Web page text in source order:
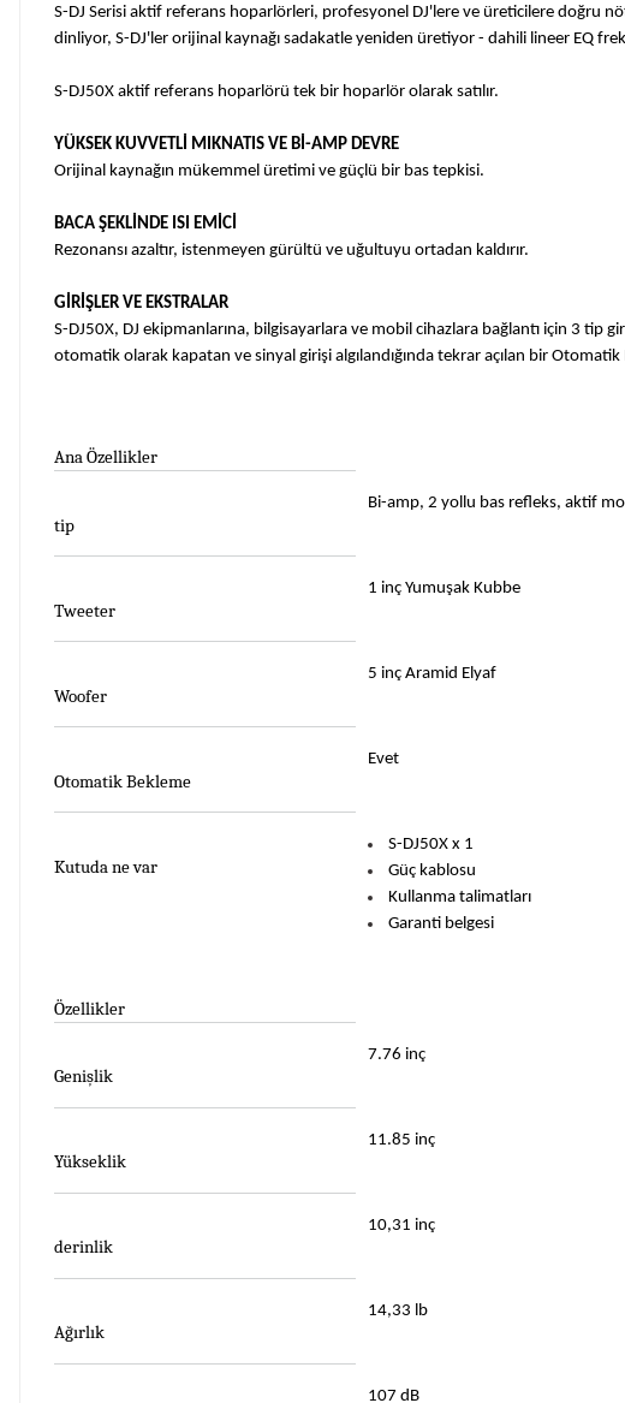
S-DJ Serisi aktif referans hoparlörleri, profesyonel DJ'lere ve üreticilere doğru
dinliyor, S-DJ'ler orijinal kaynağı sadakatle yeniden üretiyor - dahili lineer EQ
S-DJ50X aktif referans hoparlörü tek bir hoparlör olarak satılır.
YÜKSEK KUVVETLİ MIKNATIS VE Bİ-AMP DEVRE
Orijinal kaynağın mükemmel üretimi ve güçlü bir bas tepkisi.
BACA ŞEKLİNDE ISI EMİCİ
Rezonansı azaltır, istenmeyen gürültü ve uğultuyu ortadan kaldırır.
GİRİŞLER VE EKSTRALAR
S-DJ50X, DJ ekipmanlarına, bilgisayarlara ve mobil cihazlara bağlantı için 3 tip
otomatik olarak kapatan ve sinyal girişi algılandığında tekrar açılan bir
Ana Özellikler
tip
Bi-amp, 2 yollu bas refleks, aktif
Tweeter
1 inç Yumuşak Kubbe
Woofer
5 inç Aramid Elyaf
Otomatik Bekleme
Evet
Kutuda ne var
S-DJ50X x 1
Güç kablosu
Kullanma talimatları
Garanti belgesi
Özellikler
Genişlik
7.76 inç
Yükseklik
11.85 inç
derinlik
10,31 inç
Ağırlık
14,33 lb
107 dB